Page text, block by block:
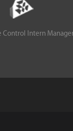
Intern